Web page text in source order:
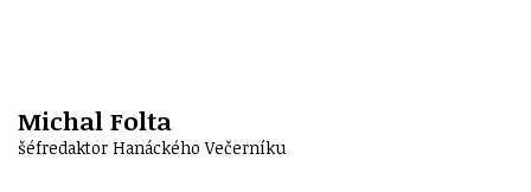
Michal Folta
šéfredaktor Hanáckého Večerníku